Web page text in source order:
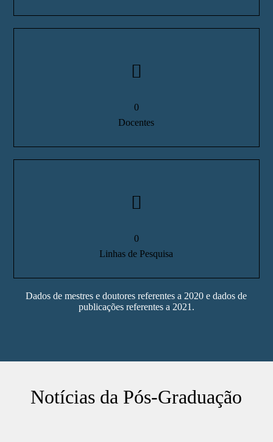
0
Docentes
0
Linhas de Pesquisa
Dados de mestres e doutores referentes a 2020 e dados de
publicações referentes a 2021.
Notícias da Pós-Graduação